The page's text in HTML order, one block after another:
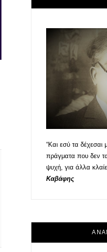
“Και εσύ τα δέχεσαι
πράγματα που δεν
ψυχή, για άλλα
Καβάφης